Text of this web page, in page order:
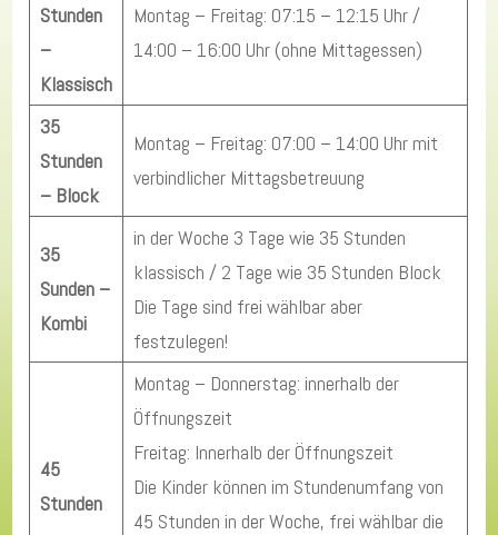
Stunden
–
Klassisch
Montag – Freitag: 07:15 – 12:15 Uhr /
14:00 – 16:00 Uhr (ohne Mittagessen)
35
Stunden
– Block
Montag – Freitag: 07:00 – 14:00 Uhr mit
verbindlicher Mittagsbetreuung
35
Sunden –
Kombi
in der Woche 3 Tage wie 35 Stunden
klassisch / 2 Tage wie 35 Stunden Block
Die Tage sind frei wählbar aber
festzulegen!
45
Stunden
Montag – Donnerstag: innerhalb der
Öffnungszeit
Freitag: Innerhalb der Öffnungszeit
Die Kinder können im Stundenumfang von
45 Stunden in der Woche, frei wählbar die